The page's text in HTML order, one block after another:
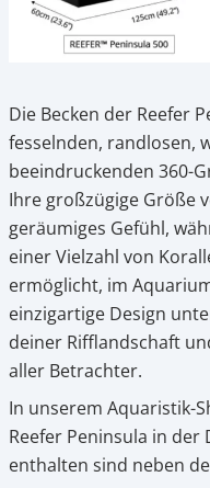
Die Becken der Reefer
fesselnden, randlosen,
beeindruckenden 360-
Ihre großzügige Größe
geräumiges Gefühl,
einer Vielzahl von
ermöglicht, im
einzigartige Design
deiner Rifflandschaft
aller Betrachter.
In unserem Aquaristik-
Reefer Peninsula in der
enthalten sind neben